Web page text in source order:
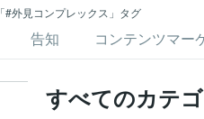
「#外見コンプレックス」タグ
告知 コンテンツマー
すべてのカテ